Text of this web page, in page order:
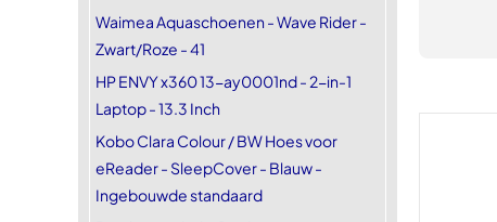
Waimea Aquaschoenen - Wave Rider -
Zwart/Roze - 41
HP ENVY x360 13-ay0001nd - 2-in-1
Laptop - 13.3 Inch
Kobo Clara Colour / BW Hoes voor
eReader - SleepCover - Blauw -
Ingebouwde standaard